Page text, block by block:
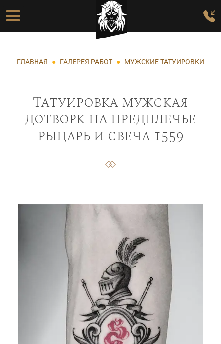
Перейти к основному содержанию
Основная навигация
Строка навигации
ГЛАВНАЯ ГАЛЕРЕЯ РАБОТ МУЖСКИЕ ТАТУИРОВКИ
Татуировка мужская
дотворк на предплечье
рыцарь и свеча 1559